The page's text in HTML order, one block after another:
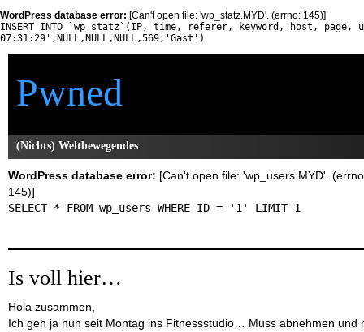
WordPress database error: [Can't open file: 'wp_statz.MYD'. (errno: 145)]
INSERT INTO `wp_statz`(IP, time, referer, keyword, host, page,
07:31:29',NULL,NULL,NULL,569,'Gast')
Pwned
(Nichts) Weltbewegendes
WordPress database error: [Can't open file: 'wp_users.MYD'.
145)]
SELECT * FROM wp_users WHERE ID = '1' LIMIT 1
Is voll hier…
Hola zusammen,
Ich geh ja nun seit Montag ins Fitnessstudio… Muss abnehmen und